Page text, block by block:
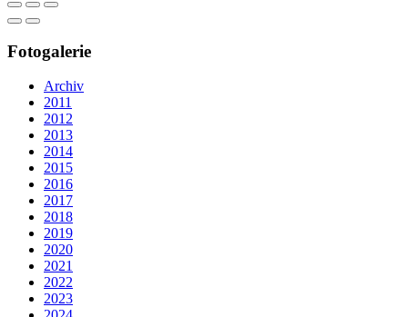
Fotogalerie
Archiv
2011
2012
2013
2014
2015
2016
2017
2018
2019
2020
2021
2022
2023